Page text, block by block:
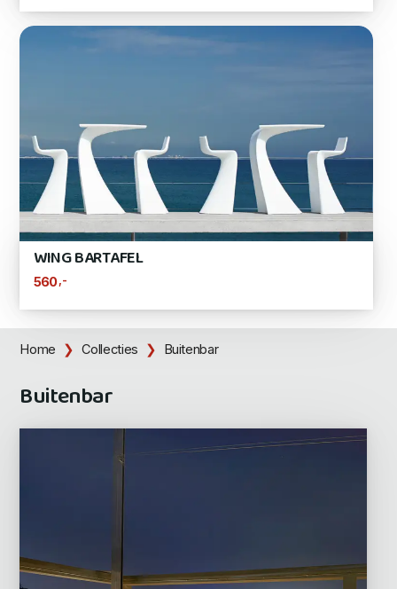
WING BARTAFEL
560,-
Home Collecties Buitenbar
Buitenbar